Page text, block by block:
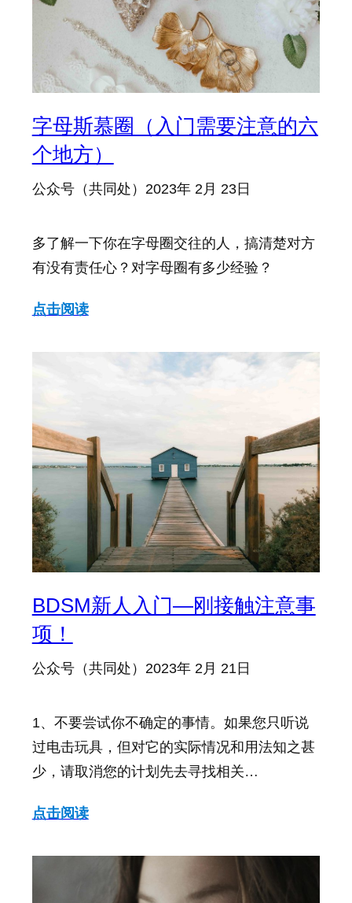
字母斯慕圈（入门需要注意的六
个地方）
公众号（共同处） 2023年 2月 23日
多了解一下你在字母圈交往的人，搞清楚对方
有没有责任心？对字母圈有多少经验？
点击阅读
BDSM新人入门—刚接触注意事
项！
公众号（共同处） 2023年 2月 21日
1、不要尝试你不确定的事情。如果您只听说
过电击玩具，但对它的实际情况和用法知之甚
少，请取消您的计划先去寻找相关…
点击阅读